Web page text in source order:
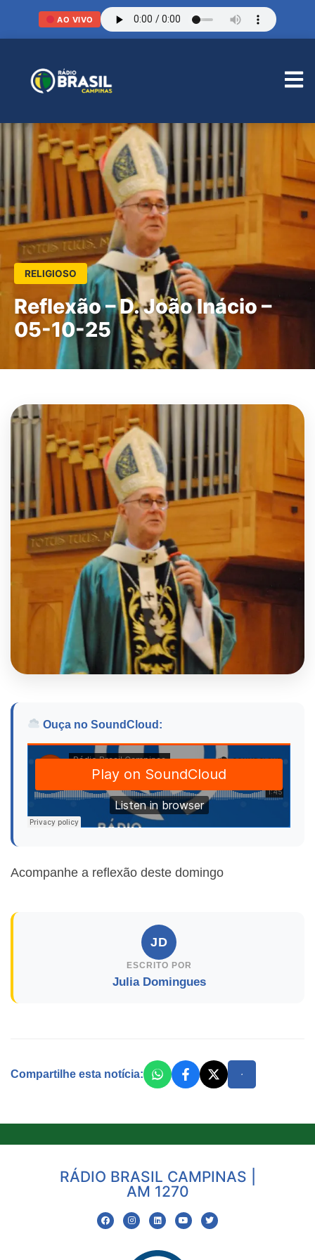
AO VIVO
RELIGIOSO
Reflexão – D. João Inácio –
05-10-25
Ouça no SoundCloud:
Acompanhe a reflexão deste domingo
JD
ESCRITO POR
Julia Domingues
Compartilhe esta notícia:
RÁDIO BRASIL CAMPINAS |
AM 1270